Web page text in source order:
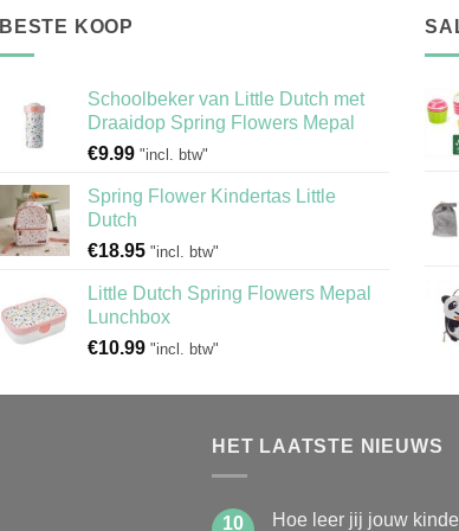
BESTE KOOP
Schoolbeker van Little Dutch met
Draaidop Spring Flowers Mepal
€9.99 "incl. btw"
Spring Flower Kindertas Little
Dutch
€18.95 "incl. btw"
Little Dutch Spring Flowers Mepal
Lunchbox
€10.99 "incl. btw"
HET LAATSTE NIEUWS
10 Hoe leer jij jouw